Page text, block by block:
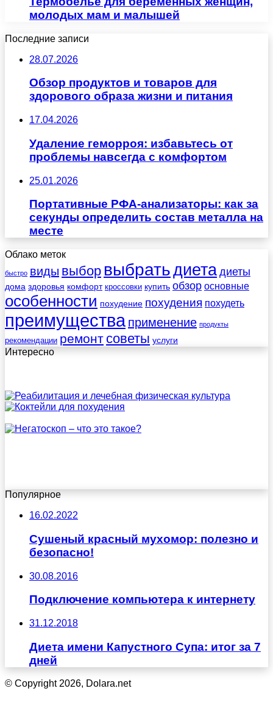
молодых мам и малышей
Последние записи
28.07.2026
Обзор продуктов и товаров для
здорового образа жизни и питания
17.04.2026
Удаление геморроя: избавьтесь от
проблемы навсегда с комфортом
25.01.2026
Портативные РФА-анализаторы: как за
секунды определить состав металла на
месте
Облако меток
быстро виды выбор выбратьдиета диеты
дома здоровья комфорт кроссовки купить обзор основные
особенности похудение похудения похудеть
преимущества применение продукты
рекомендации ремонт советы услуги
Интересно
Популярное
16.02.2022
Сушеный красный мухомор: полезно и
безопасно!
30.08.2016
Подключение компьютера к интернету
31.12.2018
Диета имени Капустного Супа: итог за 7
дней
© Copyright 2026, Dolara.net